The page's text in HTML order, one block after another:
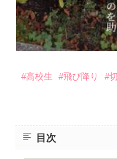
#高校生 #飛び降り #
目次